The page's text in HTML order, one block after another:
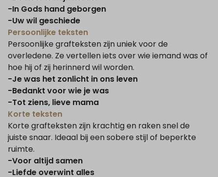
-In Gods hand geborgen
-Uw wil geschiede
Persoonlijke teksten
Persoonlijke grafteksten zijn uniek voor de
overledene. Ze vertellen iets over wie iemand was of
hoe hij of zij herinnerd wil worden.
-Je was het zonlicht in ons leven
-Bedankt voor wie je was
-Tot ziens, lieve mama
Korte teksten
Korte grafteksten zijn krachtig en raken snel de
juiste snaar. Ideaal bij een sobere stijl of beperkte
ruimte.
-Voor altijd samen
-Liefde overwint alles